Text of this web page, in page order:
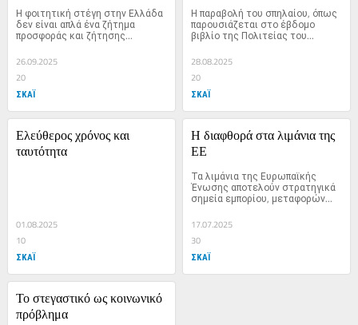
Η φοιτητική στέγη στην Ελλάδα
δεν είναι απλά ένα ζήτημα
προσφοράς και ζήτησης...
26.09.2025
20
ΣΚΑΪ
Η παραβολή του σπηλαίου, όπως
παρουσιάζεται στο έβδομο
βιβλίο της Πολιτείας του...
28.08.2025
20
ΣΚΑΪ
Ελεύθερος χρόνος και
ταυτότητα
01.08.2025
10
ΣΚΑΪ
Η διαφθορά στα λιμάνια της
ΕΕ
Τα λιμάνια της Ευρωπαϊκής
Ένωσης αποτελούν στρατηγικά
σημεία εμπορίου, μεταφορών...
17.07.2025
30
ΣΚΑΪ
Το στεγαστικό ως κοινωνικό
πρόβλημα